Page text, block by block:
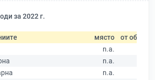
за 2022 г.
място от общо
n.a.
n.a.
n.a.